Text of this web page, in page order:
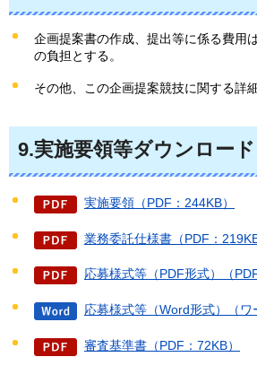
企画提案書の作成、提出等に係る費用
の負担とする。
その他、この企画提案競技に関する詳
9.実施要領等ダウンロード
実施要領（PDF：244KB）
業務委託仕様書（PDF：219KB
応募様式等（PDF形式）（
応募様式等（Word形式）（ワ
審査基準書（PDF：72KB）